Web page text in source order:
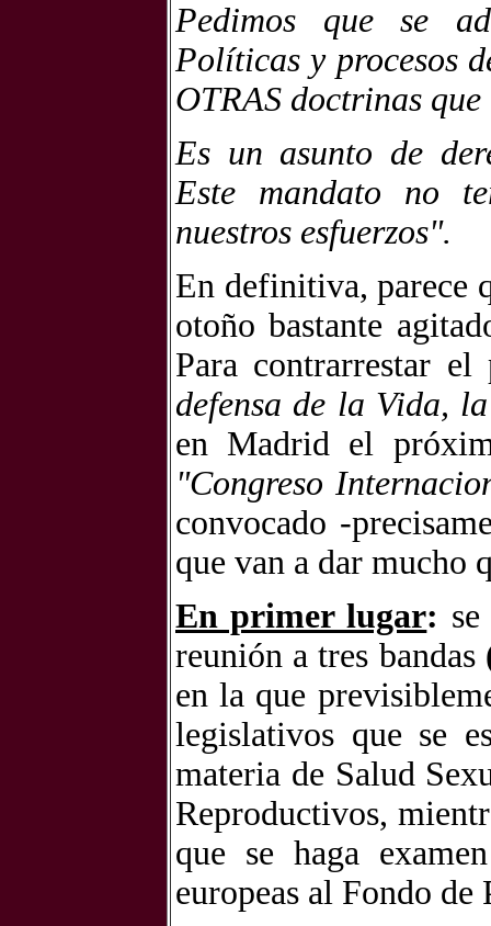
Pedimos que se
Políticas y procesos
OTRAS doctrinas
Es un asunto de
Este mandato no
nuestros esfuerzos".
En definitiva, parece
otoño bastante
Para contrarrestar
defensa de la Vida,
en Madrid el
"Congreso
convocado -
que van a dar mucho
En primer lugar:
reunión a tres bandas
en la que
legislativos que se
materia de Salud
Reproductivos,
que se haga
europeas al Fondo de